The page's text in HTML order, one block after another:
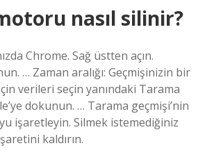
nasıl silinir?
Chrome. Sağ üstten açın.
… Zaman aralığı: Geçmişinizin bir
için verileri seçin yanındaki Tarama
dokunun. … Tarama geçmişi’nin
işaretleyin. Silmek istemediğiniz
kaldırın.